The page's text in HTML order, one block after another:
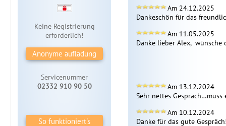
Keine Registrierung
erforderlich!
Anonyme aufladung
Servicenummer
02332 910 90 50
So funktioniert's
Am 24.12.2025
Dankeschön für das
Am 11.05.2025
Danke lieber Alex,
Am 13.12.2024
Sehr nettes
Am 10.12.2024
Danke für das gute